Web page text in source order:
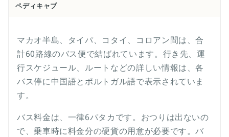
ペディキャブ
マカオ半島、タイパ、コタイ、コロアン間は、合
計60路線のバス便で結ばれています。行き先、運
行スケジュール、ルートなどの詳しい情報は、各
バス停に中国語とポルトガル語で表示されていま
す。
バス料金は、一律6パタカです。おつりは出ないの
で、乗車時に料金分の硬貨の用意が必要です。バ